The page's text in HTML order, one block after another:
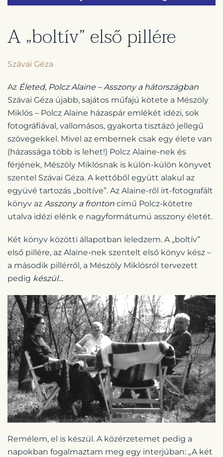
A „boltív” első pillére
Szávai Géza
Az Életed, Polcz Alaine – Asszony a hátországban
Szávai Géza újabb, sajátos műfajú kötete a Mészöly
Miklós – Polcz Alaine házaspár emlékét idézi, sok
fotográfiával, vallomásos, gyakorta tisztázó jellegű
szövegekkel. Mivel az embernek csak egy élete van
(házassága több is lehet!) Polcz Alaine-nek és
férjének, Mészöly Miklósnak is külön-külön könyvet
szentel Szávai Géza. A kettőből együtt alakul az
együvé tartozás „boltíve”. Az Alaine-ről írt-fotografált
könyv az Asszony a fronton című Polcz-kötetre
utalva idézi elénk e nagyformátumú asszony életét.
Két könyv közötti állapotban leledzem. A „boltív”
első pillére, az Alaine-nek szentelt első könyv kész –
a második pillérről, a Mészöly Miklósról tervezett
pedig készül…
Remélem, el is készül. A közérzetemet pedig a
napokban fogalmaztam meg egy interjúban: „A két